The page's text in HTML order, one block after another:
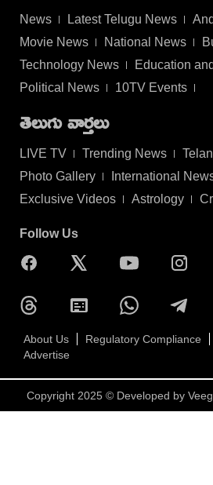
News Latest Telugu News
Movie News
National News
Technology News
Education
Political News
10TV Events
తెలుగు వార్తలు
LIVE TV Trending News
Photo Gallery
International
Exclusive Videos
Astrology
Follow Us
About Us Regulatory Compliance
Advertise
Copyright 2025 © Developed by